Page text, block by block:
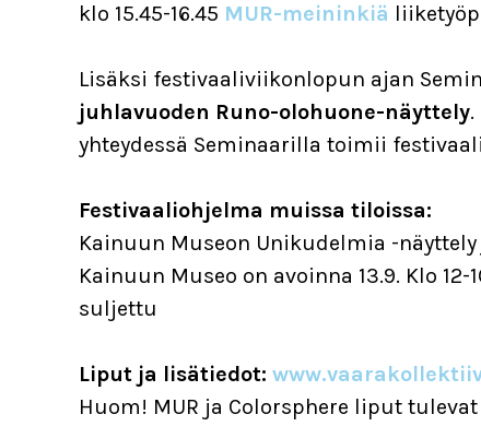
klo 15.45-16.45 MUR-meininkiä
Lisäksi festivaaliviikonlopun ajan
juhlavuoden Runo-olohuone-näyttely.
yhteydessä Seminaarilla toimii
Festivaaliohjelma muissa tiloissa:
Kainuun Museon Unikudelmia -
Kainuun Museo on avoinna 13.9. Klo 12-
suljettu
Liput ja lisätiedot:
Huom! MUR ja Colorsphere liput